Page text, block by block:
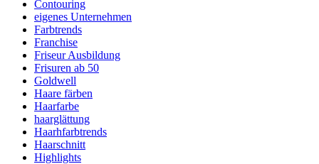
Contouring
eigenes Unternehmen
Farbtrends
Franchise
Friseur Ausbildung
Frisuren ab 50
Goldwell
Haare färben
Haarfarbe
haarglättung
Haarhfarbtrends
Haarschnitt
Highlights